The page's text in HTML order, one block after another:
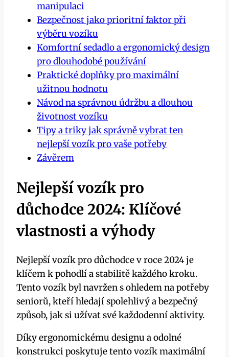
manipulaci
Bezpečnost jako prioritní faktor při
výběru vozíku
Komfortní sedadlo a ergonomický design
pro dlouhodobé používání
Praktické doplňky pro maximální
užitnou hodnotu
Návod na správnou údržbu a dlouhou
životnost vozíku
Tipy a triky jak správně vybrat ten
nejlepší vozík pro vaše potřeby
Závěrem
Nejlepší vozík pro
důchodce 2024: Klíčové
vlastnosti a výhody
Nejlepší vozík pro důchodce v roce 2024 je
klíčem k pohodlí a stabilitě každého kroku.
Tento vozík byl navržen s ohledem na potřeby
seniorů, kteří hledají spolehlivý a bezpečný
způsob, jak si užívat své každodenní aktivity.
Díky ergonomickému designu a odolné
konstrukci poskytuje tento vozík maximální